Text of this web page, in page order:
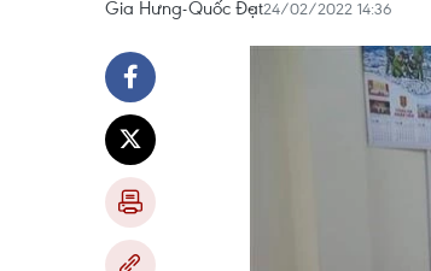
Gia Hưng-Quốc Đạt24/02/2022 14:36